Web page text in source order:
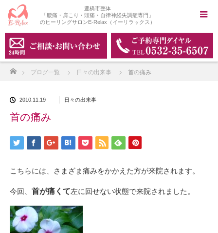
豊橋市整体
「腰痛・肩こり・頭痛・自律神経失調症専門」
のヒーリングサロンE-Relax（イーリラックス）
ブログ一覧 日々の出来事 首の痛み
2010.11.19 日々の出来事
首の痛み
こちらには、さまざま痛みをかかえた方が来院されます。
今回、 首が痛くて左に回せない状態で来院されました。